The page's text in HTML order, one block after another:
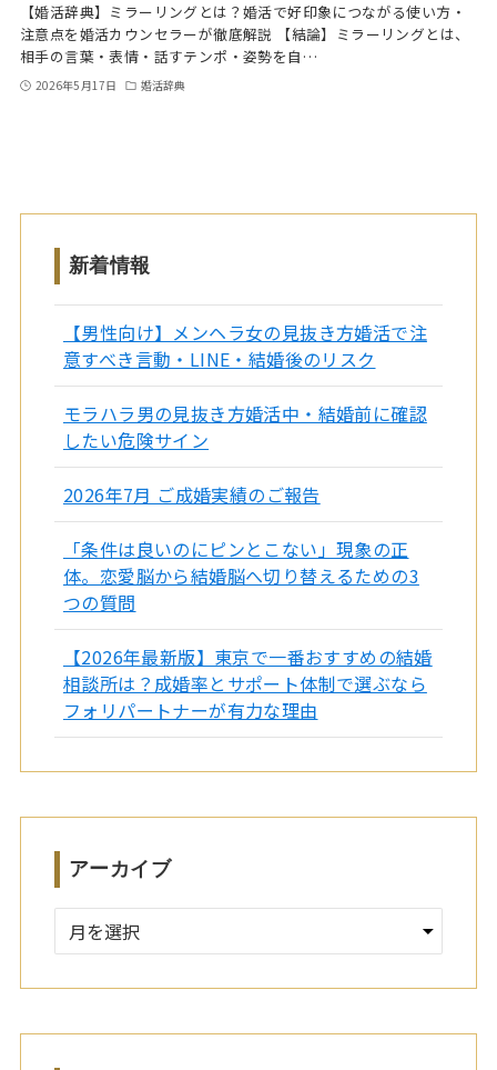
【婚活辞典】ミラーリングとは？婚活で好印象につながる使い方・
注意点を婚活カウンセラーが徹底解説 【結論】ミラーリングとは、
相手の言葉・表情・話すテンポ・姿勢を自…
2026年5月17日 婚活辞典
新着情報
【男性向け】メンヘラ女の見抜き方婚活で注
意すべき言動・LINE・結婚後のリスク
モラハラ男の見抜き方婚活中・結婚前に確認
したい危険サイン
2026年7月 ご成婚実績のご報告
「条件は良いのにピンとこない」現象の正
体。恋愛脳から結婚脳へ切り替えるための3
つの質問
【2026年最新版】東京で一番おすすめの結婚
相談所は？成婚率とサポート体制で選ぶなら
フォリパートナーが有力な理由
アーカイブ
ー